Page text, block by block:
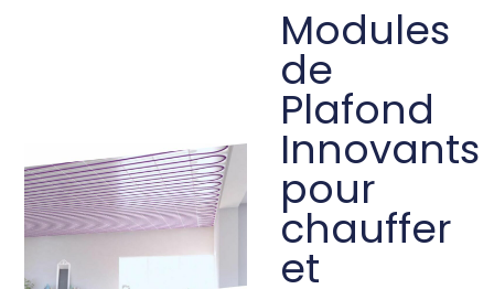
Modules
de
Plafond
Innovants
pour
chauffer
et